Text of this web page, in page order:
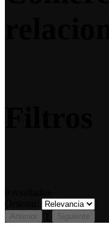
Anterior Siguiente